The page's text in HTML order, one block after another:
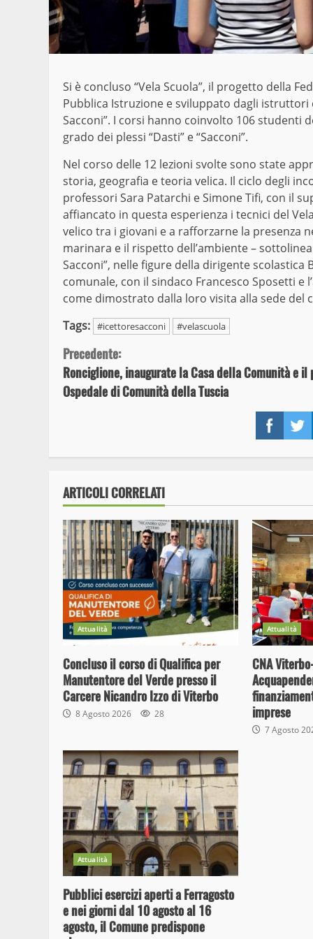
Si è concluso “Vela Scuola”, il progetto della
Pubblica Istruzione e sviluppato dagli istruttori
Sacconi”. I corsi hanno coinvolto 106 studenti
grado dei plessi “Dasti” e “Sacconi”.
Nel corso delle 12 lezioni svolte sono state
storia, geografia e teoria velica. Il ciclo degli
professori Sara Patarchi e Simone Tifi, con il
affiancato in questa esperienza i tecnici del
velico tra i giovani e a rafforzarne la presenza
marinara e il rispetto dell’ambiente –
Sacconi”, nelle figure della dirigente scolastica
comunale, con il sindaco Francesco Sposetti e
come dimostrato dalla loro visita alla sede del
Tags: #icettoresacconi #velascuola
Continue
Reading
Precedente:
Ronciglione, inaugurate la Casa della Comunità e il
Ospedale di Comunità della Tuscia
ARTICOLI CORRELATI
Attualità
Concluso il corso di Qualifica per
Manutentore del Verde presso il
Carcere Nicandro Izzo di Viterbo
8 Agosto 2026 28
Attualità
CNA
imprese
7 Agosto
Attualità
Pubblici esercizi aperti a Ferragosto
e nei giorni dal 10 agosto al 16
agosto, il Comune predispone